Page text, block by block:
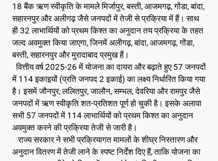
18 बैंक ऋण स्वीकृति के मामले मिर्जापुर, बस्ती, आजमगढ़, गोंडा, बांदा,
सहारनपुर और अलीगढ़ जैसे जनपदों में तेजी से प्रक्रिया में हैं। साथ
ही 32 लाभार्थियों को प्रथम किश्त का अनुदान तय प्रक्रिया के तहत
जल्द अवमुक्त किया जाएगा, जिनमें अलीगढ़, बांदा, आजमगढ़, गोंडा,
बस्ती, सहारनपुर और मुरादाबाद प्रमुख हैं।
वित्तीय वर्ष 2025-26 में योजना का दायरा और बढ़ाते हुए 57 जनपदों
में 114 इकाइयों (प्रति जनपद 2 इकाई) का लक्ष्य निर्धारित किया गया
है। इसमें जौनपुर, ललितपुर, जालौन, सम्भल, देवरिया और रामपुर जैसे
जनपदों में ऋण स्वीकृति शत-प्रतिशत पूर्ण हो चुकी है। इसके अलावा
सभी 57 जनपदों में 114 लाभार्थियों को प्रथम किश्त का अनुदान
अवमुक्त करने की प्रक्रिया तेजी से जारी है।
राज्य सरकार ने सभी प्रक्रियागत मामलों के शीघ्र निस्तारण और
अनुदान वितरण में तेजी लाने के स्पष्ट निर्देश दिए हैं, ताकि योजना का